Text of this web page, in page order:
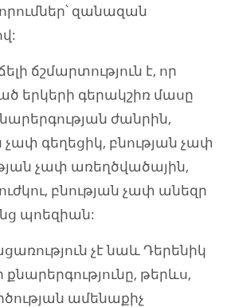
զանազան
ճշմարտություն է, որ
երկերի գերակշիռ մասը
ժանրին,
չափ գեղեցիկ, բնության չափ
չափ առեղծվածային,
բնության չափ անեզր
պոեզիան:
չէ նաև Դերենիկ
քնարերգությունը, թերևս,
ամենաքիչ